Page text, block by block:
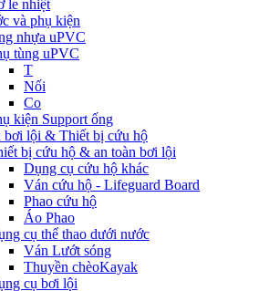
le nhiệt
và phụ kiện
nhựa uPVC
tùng uPVC
T
Nối
Co
kiện Support ống
bơi lội & Thiết bị cứu hộ
bị cứu hộ & an toàn bơi lội
Dụng cụ cứu hộ khác
Ván cứu hộ - Lifeguard Board
Phao cứu hộ
Áo Phao
cụ thể thao dưới nước
Ván Lướt sóng
Thuyền chèoKayak
cụ bơi lội